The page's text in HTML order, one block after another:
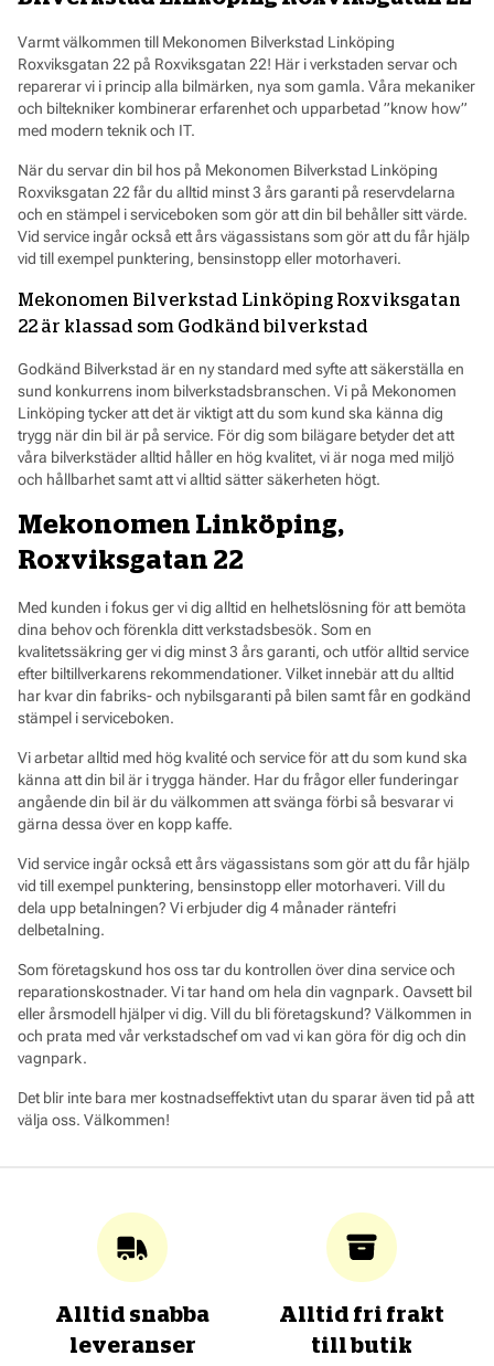
och plastarbeten omfattas inte av prisgarantin.
Varmt välkommen till Mekonomen Bilverkstad Linköping
Roxviksgatan 22 på Roxviksgatan 22! Här i verkstaden servar och
reparerar vi i princip alla bilmärken, nya som gamla. Våra mekaniker
och biltekniker kombinerar erfarenhet och upparbetad ”know how”
med modern teknik och IT.
När du servar din bil hos på Mekonomen Bilverkstad Linköping
Roxviksgatan 22 får du alltid minst 3 års garanti på reservdelarna
och en stämpel i serviceboken som gör att din bil behåller sitt värde.
Vid service ingår också ett års vägassistans som gör att du får hjälp
vid till exempel punktering, bensinstopp eller motorhaveri.
Mekonomen Bilverkstad Linköping Roxviksgatan
22 är klassad som Godkänd bilverkstad
Godkänd Bilverkstad är en ny standard med syfte att säkerställa en
sund konkurrens inom bilverkstadsbranschen. Vi på Mekonomen
Linköping tycker att det är viktigt att du som kund ska känna dig
trygg när din bil är på service. För dig som bilägare betyder det att
våra bilverkstäder alltid håller en hög kvalitet, vi är noga med miljö
och hållbarhet samt att vi alltid sätter säkerheten högt.
Mekonomen Linköping,
Roxviksgatan 22
Med kunden i fokus ger vi dig alltid en helhetslösning för att bemöta
dina behov och förenkla ditt verkstadsbesök. Som en
kvalitetssäkring ger vi dig minst 3 års garanti, och utför alltid service
efter biltillverkarens rekommendationer. Vilket innebär att du alltid
har kvar din fabriks- och nybilsgaranti på bilen samt får en godkänd
stämpel i serviceboken.
Vi arbetar alltid med hög kvalité och service för att du som kund ska
känna att din bil är i trygga händer. Har du frågor eller funderingar
angående din bil är du välkommen att svänga förbi så besvarar vi
gärna dessa över en kopp kaffe.
Vid service ingår också ett års vägassistans som gör att du får hjälp
vid till exempel punktering, bensinstopp eller motorhaveri. Vill du
dela upp betalningen? Vi erbjuder dig 4 månader räntefri
delbetalning.
Som företagskund hos oss tar du kontrollen över dina service och
reparationskostnader. Vi tar hand om hela din vagnpark. Oavsett bil
eller årsmodell hjälper vi dig. Vill du bli företagskund? Välkommen in
och prata med vår verkstadschef om vad vi kan göra för dig och din
vagnpark.
Det blir inte bara mer kostnadseffektivt utan du sparar även tid på att
välja oss. Välkommen!
Alltid snabba
leveranser
Alltid fri frakt
till butik